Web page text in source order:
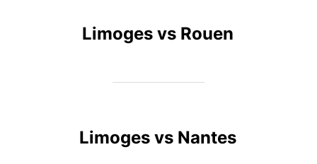
Limoges vs Rouen
Limoges vs Nantes